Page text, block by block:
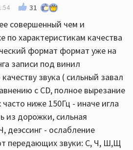
31
совершенный чем и
по характеристикам качества
формат формат уже на
записи под винил
звука ( сильный завал
с CD, полное вырезание
ниже 150Гц - иначе игла
из дорожки, сильная
деэссинг - ослабление
передающих звуки: С, Ч, Ш,Щ